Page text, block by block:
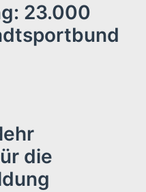
23.000
die